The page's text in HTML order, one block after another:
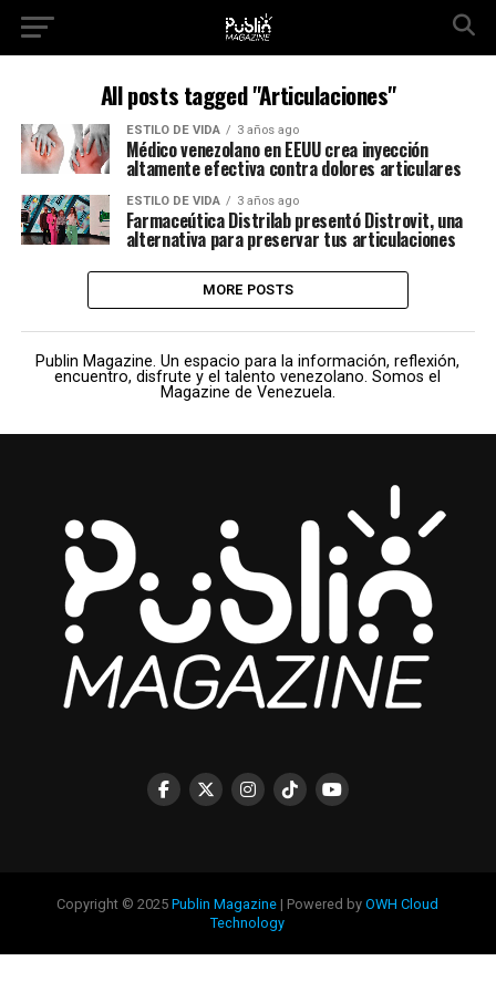
All posts tagged "Articulaciones"
ESTILO DE VIDA 3 años ago
Médico venezolano en EEUU crea inyección
altamente efectiva contra dolores articulares
ESTILO DE VIDA 3 años ago
Farmaceútica Distrilab presentó Distrovit, una
alternativa para preservar tus articulaciones
MORE POSTS
Publin Magazine. Un espacio para la información, reflexión,
encuentro, disfrute y el talento venezolano. Somos el
Magazine de Venezuela.
Copyright © 2025Publin Magazine | Powered byOWH Cloud
Technology